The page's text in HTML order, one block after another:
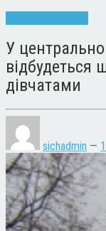
У
відбудеться
дівчатами
sichadmin —